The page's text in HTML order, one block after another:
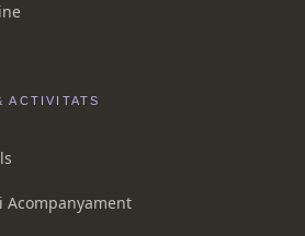
ACTIVITATS
Acompanyament